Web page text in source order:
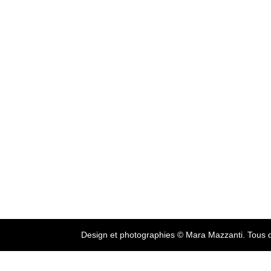
Design et photographies © Mara Mazzanti. Tous